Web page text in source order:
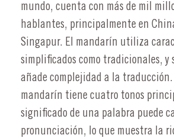
mundo, cuenta con más de mil
hablantes, principalmente en
Singapur. El mandarín utiliza
simplificados como tradicionales, y
añade complejidad a la traducción.
mandarín tiene cuatro tonos
significado de una palabra puede
pronunciación, lo que muestra la